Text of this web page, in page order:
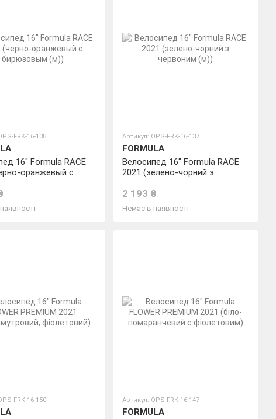
FRK-16-138
16" Formula RACE
оранжевый с
Артикул: OPS-FRK-16-137
FORMULA
Велосипед 16" Formula RACE
2021 (зелено-чорний з
2 193 ₴
Немає в наявності
FRK-16-150 Артикул: OPS-FRK-16-147
FORMULA